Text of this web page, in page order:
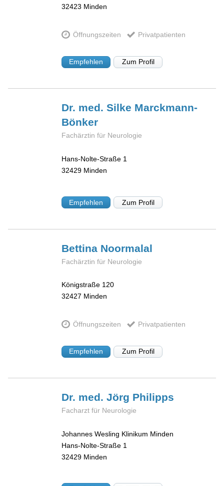
32423 Minden
Öffnungszeiten Privatpatienten
Empfehlen Zum Profil
Dr. med. Silke Marckmann-
Bönker
Fachärztin für Neurologie
Hans-Nolte-Straße 1
32429 Minden
Empfehlen Zum Profil
Bettina Noormalal
Fachärztin für Neurologie
Königstraße 120
32427 Minden
Öffnungszeiten Privatpatienten
Empfehlen Zum Profil
Dr. med. Jörg Philipps
Facharzt für Neurologie
Johannes Wesling Klinikum Minden
Hans-Nolte-Straße 1
32429 Minden